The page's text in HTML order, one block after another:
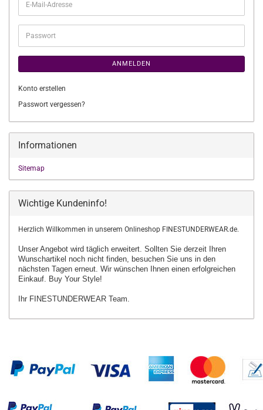
E-
Mail-
Adresse
Passwort
ANMELDEN
Konto erstellen
Passwort vergessen?
Informationen
Sitemap
Wichtige Kundeninfo!
Herzlich Willkommen in unserem Onlineshop FINESTUNDERWEAR.de.
Unser Angebot wird täglich erweitert. Sollten Sie derzeit Ihren
Wunschartikel noch nicht finden, besuchen Sie uns in den
nächsten Tagen erneut. Wir wünschen Ihnen einen erfolgreichen
Einkauf. Buy Your Style!
Ihr FINESTUNDERWEAR Team.